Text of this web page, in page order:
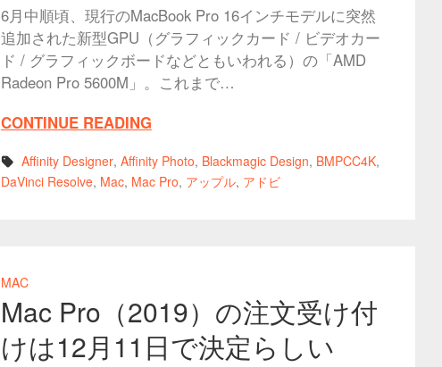
6月中順頃、現行のMacBook Pro 16インチモデルに突然
追加された新型GPU（グラフィックカード / ビデオカー
ド / グラフィックボードなどともいわれる）の「AMD
Radeon Pro 5600M」。これまで…
CONTINUE READING
Affinity Designer, Affinity Photo, Blackmagic Design, BMPCC4K,
DaVinci Resolve, Mac, Mac Pro, アップル, アドビ
MAC
Mac Pro（2019）の注文受け付
けは12月11日で決定らしい